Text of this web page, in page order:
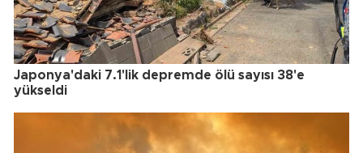
Japonya'daki 7.1'lik depremde ölü sayısı 38'e
yükseldi